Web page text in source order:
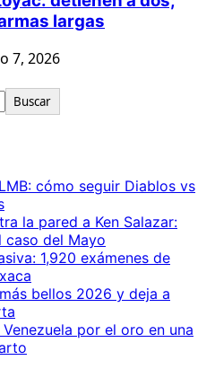
largas
7, 2026
Buscar
cómo seguir Diablos vs
la pared a Ken Salazar:
caso del Mayo
1,920 exámenes de
bellos 2026 y deja a
por el oro en una